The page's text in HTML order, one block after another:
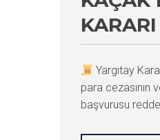
KARARI
Yargıtay
para cezasının
başvurusu